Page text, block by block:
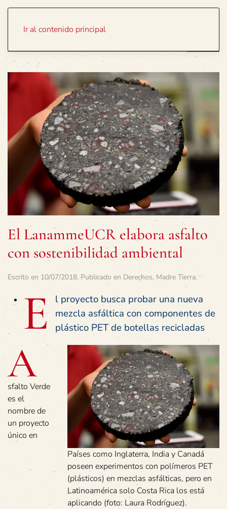
Ir al contenido principal
El LanammeUCR elabora asfalto
con sostenibilidad ambiental
Escrito en 10/07/2018. Publicado en Derechos, Madre Tierra.
E
l proyecto busca probar una nueva
mezcla asfáltica con componentes de
plástico PET de botellas recicladas
Países como Inglaterra, India y Canadá
poseen experimentos con polímeros PET
(plásticos) en mezclas asfálticas, pero en
Latinoamérica solo Costa Rica los está
aplicando (foto: Laura Rodríguez).
A
sfalto Verde
es el
nombre de
un proyecto
único en